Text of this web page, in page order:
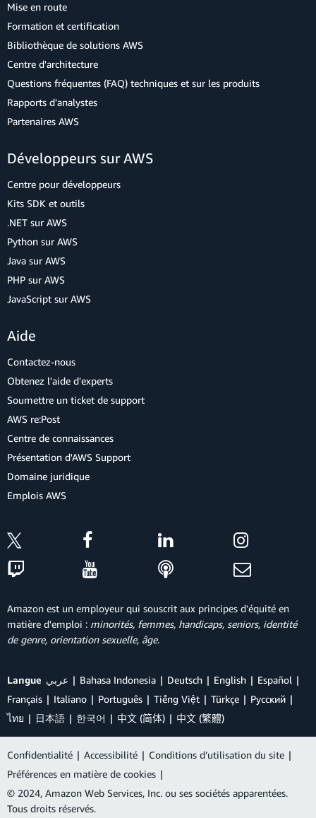
Mise en route
Formation et certification
Bibliothèque de solutions AWS
Centre d'architecture
Questions fréquentes (FAQ) techniques et sur les produits
Rapports d'analystes
Partenaires AWS
Développeurs sur AWS
Centre pour développeurs
Kits SDK et outils
.NET sur AWS
Python sur AWS
Java sur AWS
PHP sur AWS
JavaScript sur AWS
Aide
Contactez-nous
Obtenez l'aide d'experts
Soumettre un ticket de support
AWS re:Post
Centre de connaissances
Présentation d'AWS Support
Domaine juridique
Emplois AWS
Amazon est un employeur qui souscrit aux principes d'équité en
matière d'emploi : minorités, femmes, handicaps, seniors, identité
de genre, orientation sexuelle, âge.
Langue عربي Bahasa Indonesia Deutsch English
Español
Français
Italiano Português Tiếng Việt Türkçe
Ρусский
ไทย
日本語 한국어 中文 (简体) 中文 (繁體)
Confidentialité | Accessibilité | Conditions d’utilisation du site |
Préférences en matière de cookies |
© 2024, Amazon Web Services, Inc. ou ses sociétés apparentées.
Tous droits réservés.